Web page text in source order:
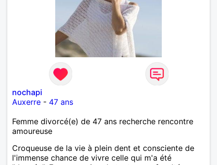
nochapi
Auxerre - 47 ans
Femme divorcé(e) de 47 ans recherche rencontre
amoureuse
Croqueuse de la vie à plein dent et consciente de
l'immense chance de vivre celle qui m'a été